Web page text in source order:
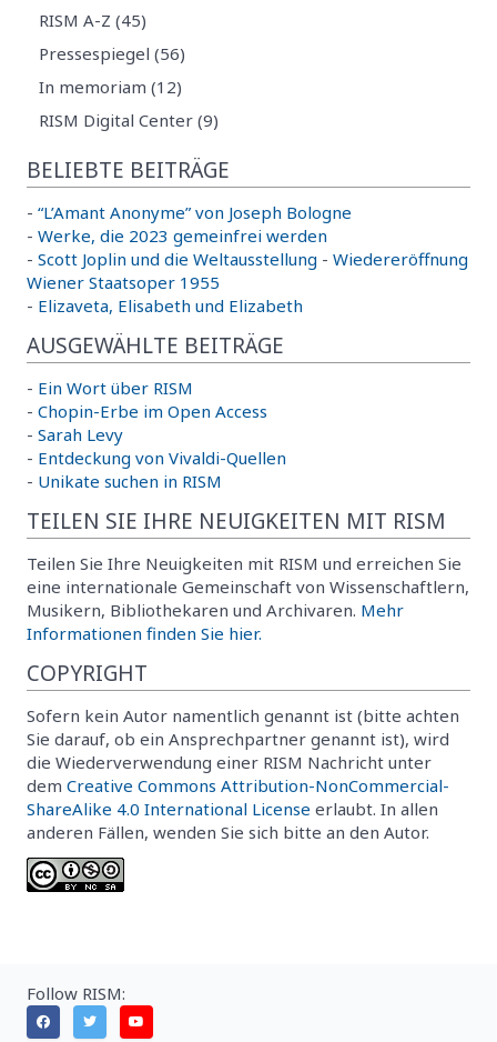
RISM A-Z (45)
Pressespiegel (56)
In memoriam (12)
RISM Digital Center (9)
BELIEBTE BEITRÄGE
- “L’Amant Anonyme” von Joseph Bologne
- Werke, die 2023 gemeinfrei werden
- Scott Joplin und die Weltausstellung - Wiedereröffnung
Wiener Staatsoper 1955
- Elizaveta, Elisabeth und Elizabeth
AUSGEWÄHLTE BEITRÄGE
- Ein Wort über RISM
- Chopin-Erbe im Open Access
- Sarah Levy
- Entdeckung von Vivaldi-Quellen
- Unikate suchen in RISM
TEILEN SIE IHRE NEUIGKEITEN MIT RISM
Teilen Sie Ihre Neuigkeiten mit RISM und erreichen Sie
eine internationale Gemeinschaft von Wissenschaftlern,
Musikern, Bibliothekaren und Archivaren. Mehr
Informationen finden Sie hier.
COPYRIGHT
Sofern kein Autor namentlich genannt ist (bitte achten
Sie darauf, ob ein Ansprechpartner genannt ist), wird
die Wiederverwendung einer RISM Nachricht unter
dem Creative Commons Attribution-NonCommercial-
ShareAlike 4.0 International License erlaubt. In allen
anderen Fällen, wenden Sie sich bitte an den Autor.
Follow RISM: